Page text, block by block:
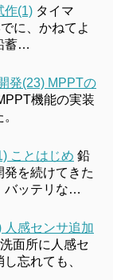
作(1) タイマ
に、かねてよ
蓄…
発(23) MPPTの
機能の実装
ことはじめ 鉛
を続けてきた
バッテリな…
人感センサ追加
面所に人感セ
忘れても、